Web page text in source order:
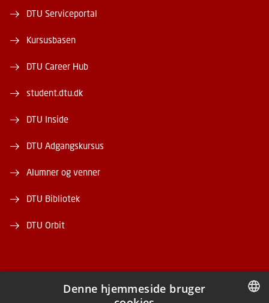
DTU Serviceportal
Kursusbasen
DTU Career Hub
student.dtu.dk
DTU Inside
DTU Adgangskursus
Alumner og venner
DTU Bibliotek
DTU Orbit
Denne hjemmeside bruger